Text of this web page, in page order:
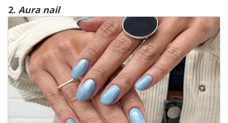
2. Aura nail